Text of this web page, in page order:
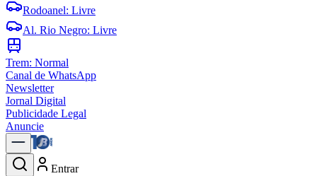
Rodoanel: Livre
Al. Rio Negro: Livre
Trem: Normal
Canal de WhatsApp
Newsletter
Jornal Digital
Publicidade Legal
Anuncie
Entrar